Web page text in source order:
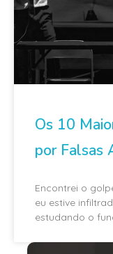
Os 10
por Falsas
Encontrei o
eu estive
estudando o